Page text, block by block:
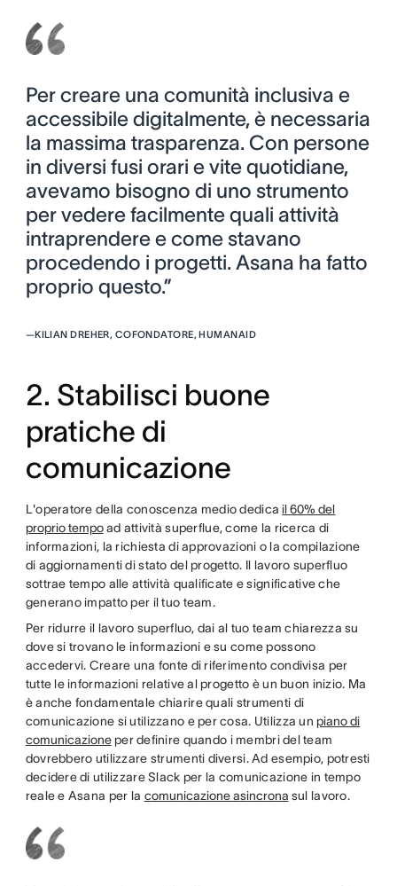
Per creare una comunità inclusiva e
accessibile digitalmente, è necessaria
la massima trasparenza. Con persone
in diversi fusi orari e vite quotidiane,
avevamo bisogno di uno strumento
per vedere facilmente quali attività
intraprendere e come stavano
procedendo i progetti. Asana ha fatto
proprio questo.”
—KILIAN DREHER, COFONDATORE, HUMANAID
2. Stabilisci buone
pratiche di
comunicazione
L'operatore della conoscenza medio dedica il 60% del
proprio tempoad attività superflue, come la ricerca di
informazioni, la richiesta di approvazioni o la compilazione
di aggiornamenti di stato del progetto. Il lavoro superfluo
sottrae tempo alle attività qualificate e significative che
generano impatto per il tuo team.
Per ridurre il lavoro superfluo, dai al tuo team chiarezza su
dove si trovano le informazioni e su come possono
accedervi. Creare una fonte di riferimento condivisa per
tutte le informazioni relative al progetto è un buon inizio. Ma
è anche fondamentale chiarire quali strumenti di
comunicazione si utilizzano e per cosa. Utilizza un piano di
comunicazioneper definire quando i membri del team
dovrebbero utilizzare strumenti diversi. Ad esempio, potresti
decidere di utilizzare Slack per la comunicazione in tempo
reale e Asana per la comunicazione asincrona sul lavoro.